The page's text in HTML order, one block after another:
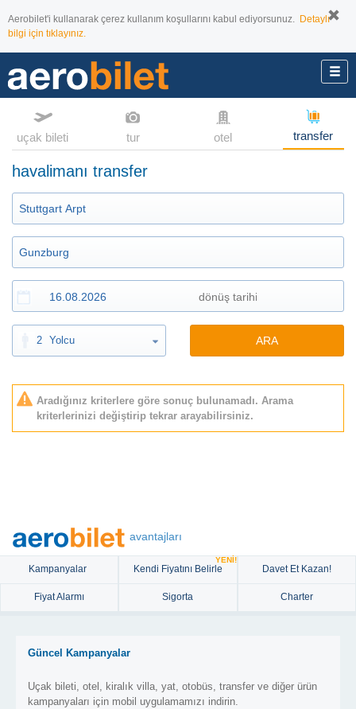
Aerobilet'i kullanarak çerez kullanım koşullarını kabul ediyorsunuz. Detaylı
bilgi için tıklayınız.
uçak bileti tur otel transfer
havalimanı transfer
2 Yolcu ARA
Aradığınız kriterlere göre sonuç bulunamadı. Arama
kriterlerinizi değiştirip tekrar arayabilirsiniz.
avantajları
Kampanyalar Kendi Fiyatını Belirle
YENİ!
Davet Et Kazan!
Fiyat Alarmı Sigorta Charter
Güncel Kampanyalar
Uçak bileti, otel, kiralık villa, yat, otobüs, transfer ve diğer ürün
kampanyaları için mobil uygulamamızı indirin.